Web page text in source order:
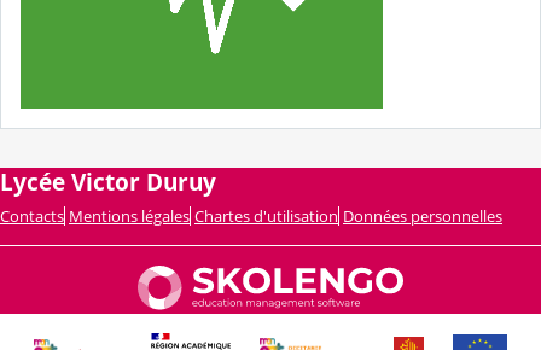
Lycée Victor Duruy
Contacts Mentions légales Chartes d'utilisation Données personnelles